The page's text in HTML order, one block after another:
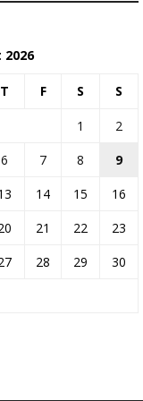
T F S S
1
2
6 7 8
9
14 15
16
21 22
23
28 29
30